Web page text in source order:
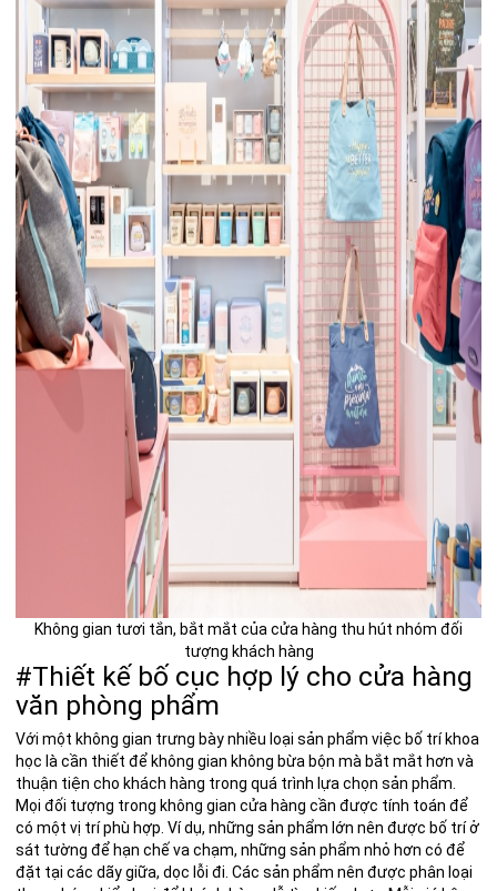
Không gian tươi tắn, bắt mắt của cửa hàng thu hút nhóm đối
tượng khách hàng
#Thiết kế bố cục hợp lý cho cửa hàng
văn phòng phẩm
Với một không gian trưng bày nhiều loại sản phẩm việc bố trí khoa
học là cần thiết để không gian không bừa bộn mà bắt mắt hơn và
thuận tiện cho khách hàng trong quá trình lựa chọn sản phẩm.
Mọi đối tượng trong không gian cửa hàng cần được tính toán để
có một vị trí phù hợp. Ví dụ, những sản phẩm lớn nên được bố trí ở
sát tường để hạn chế va chạm, những sản phẩm nhỏ hơn có để
đặt tại các dãy giữa, dọc lỗi đi. Các sản phẩm nên được phân loại